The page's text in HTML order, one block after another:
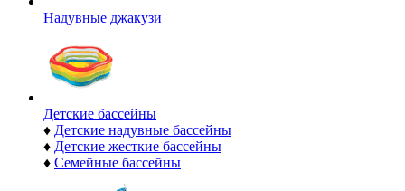
Надувные джакузи
Детские бассейны
♦ Детские надувные бассейны
♦ Детские жесткие бассейны
♦ Семейные бассейны